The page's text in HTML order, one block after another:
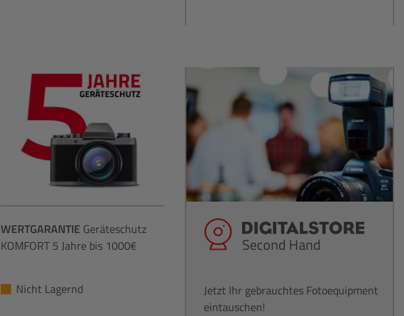
WERTGARANTIE Geräteschutz
KOMFORT 5 Jahre bis 1000€
Nicht Lagernd
Second Hand
Jetzt Ihr gebrauchtes Fotoequipment
eintauschen!